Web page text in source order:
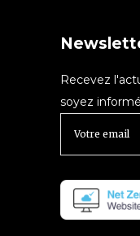
Recevez
soyez